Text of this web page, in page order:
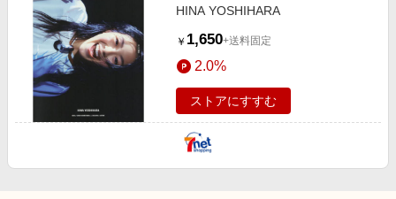
HINA YOSHIHARA
￥ 1,650+送料固定
2.0%
ストアにすすむ